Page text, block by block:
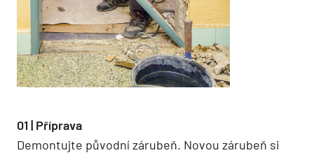
01 | Příprava
Demontujte původní zárubeň. Novou zárubeň si